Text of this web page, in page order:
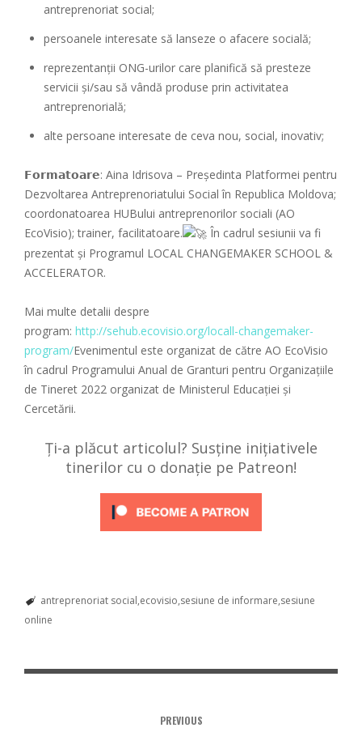
antreprenoriat social;
persoanele interesate să lanseze o afacere socială;
reprezentanții ONG-urilor care planifică să presteze
servicii și/sau să vândă produse prin activitatea
antreprenorială;
alte persoane interesate de ceva nou, social, inovativ;
𝗙𝗼𝗿𝗺𝗮𝘁𝗼𝗮𝗿𝗲: Aina Idrisova – Președinta Platformei pentru
Dezvoltarea Antreprenoriatului Social în Republica Moldova;
coordonatoarea HUBului antreprenorilor sociali (AO
EcoVisio); trainer, facilitatoare.
În cadrul sesiunii va fi
prezentat și Programul LOCAL CHANGEMAKER SCHOOL &
ACCELERATOR.
Mai multe detalii despre
program: http://sehub.ecovisio.org/locall-changemaker-
program/Evenimentul este organizat de către AO EcoVisio
în cadrul Programului Anual de Granturi pentru Organizațiile
de Tineret 2022 organizat de Ministerul Educației și
Cercetării.
Ți-a plăcut articolul? Susține inițiativele
tinerilor cu o donație pe Patreon!
antreprenoriat social ecovisio sesiune de informare sesiune
online
PREVIOUS